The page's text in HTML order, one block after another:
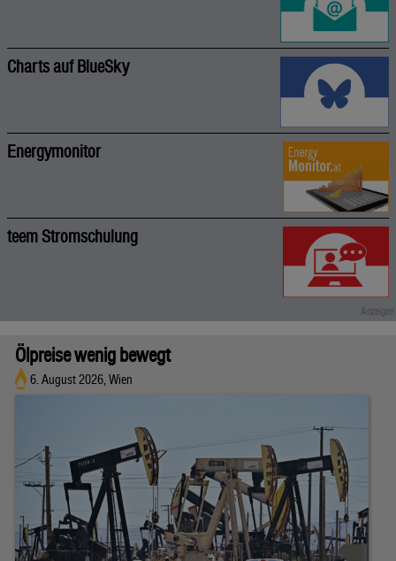
Charts auf BlueSky
Energymonitor
teem Stromschulung
Ölpreise wenig bewegt
6. August 2026, Wien